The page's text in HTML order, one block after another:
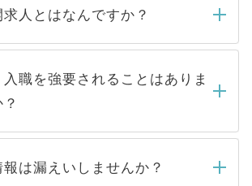
を確認し、その後メールもしくは
常、5営業日以内にはご連絡をせて
ますので、しばらくお待ちくださ
人とはなんですか？
DOCTORで取り扱っている求人の
割は、Webサイトからご覧いただ
非公開求人」です。非公開求人は
由によって、一般には公開してい
到を避けるため 人気のある医療機
入職を強要されることはありま
職を強要することは一切ありませ
、仮に応募先から内定をいただい
は漏えいしませんか？